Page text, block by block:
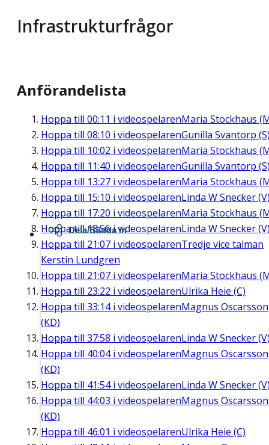
Infrastrukturfrågor
Anförandelista
Hoppa till 00:11 i videospelarenMaria Stockhaus
Hoppa till 08:10 i videospelarenGunilla Svantorp
Hoppa till 10:02 i videospelarenMaria Stockhaus
Hoppa till 11:40 i videospelarenGunilla Svantorp
Hoppa till 13:27 i videospelarenMaria Stockhaus
Hoppa till 15:10 i videospelarenLinda W Snecker
Hoppa till 17:20 i videospelarenMaria Stockhaus
Hoppa till18:56i videospelarenLinda W Snecker
Hoppa till 21:07 i videospelarenTredje vice talman
Kerstin Lundgren
Hoppa till 21:07 i videospelarenMaria Stockhaus
Hoppa till 23:22 i videospelarenUlrika Heie (C)
Hoppa till 33:14i videospelarenMagnus Oscarsson
(KD)
Hoppa till 37:58 i videospelarenLinda W Snecker
Hoppa till 40:04i videospelarenMagnus Oscarsson
(KD)
Hoppa till 41:54i videospelarenLinda W Snecker
Hoppa till 44:03 i videospelarenMagnus Oscarsson
(KD)
Hoppa till 46:01 i videospelarenUlrika Heie (C)
Dela/Bädda in